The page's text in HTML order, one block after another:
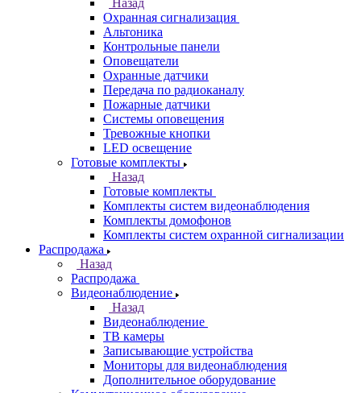
Назад
Охранная сигнализация
Альтоника
Контрольные панели
Оповещатели
Охранные датчики
Передача по радиоканалу
Пожарные датчики
Системы оповещения
Тревожные кнопки
LED освещение
Готовые комплекты
Назад
Готовые комплекты
Комплекты систем видеонаблюдения
Комплекты домофонов
Комплекты систем охранной сигнализации
Распродажа
Назад
Распродажа
Видеонаблюдение
Назад
Видеонаблюдение
ТВ камеры
Записывающие устройства
Мониторы для видеонаблюдения
Дополнительное оборудование